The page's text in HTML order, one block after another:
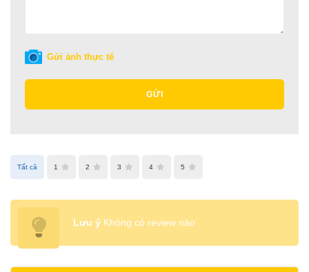
Gửi ảnh thực tế
GỬI
Tất cả 1 2 3 4 5
Lưu ý Không có review nào